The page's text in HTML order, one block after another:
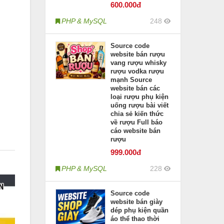
600.000đ
PHP & MySQL 248
Source code
website bán rượu
vang rượu whisky
rượu vodka rượu
mạnh Source
website bán các
loại rượu phụ kiện
uống rượu bài viết
chia sẻ kiến thức
về rượu Full báo
cáo website bán
rượu
999.000đ
PHP & MySQL 228
Source code
website bán giày
dép phụ kiện quần
áo thể thao thời